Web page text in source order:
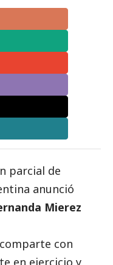
parcial de
anunció
Mierez
con
en ejercicio y